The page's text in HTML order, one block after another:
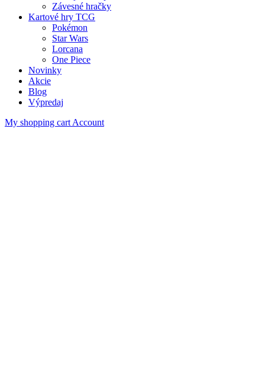
Závesné hračky
Kartové hry TCG
Pokémon
Star Wars
Lorcana
One Piece
Novinky
Akcie
Blog
Výpredaj
My shopping cart Account